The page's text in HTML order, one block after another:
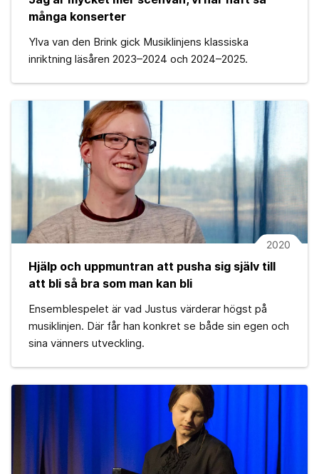
många konserter
Ylva van den Brink gick Musiklinjens klassiska
inriktning läsåren 2023–2024 och 2024–2025.
2020
Hjälp och uppmuntran att pusha sig själv till
att bli så bra som man kan bli
Ensemblespelet är vad Justus värderar högst på
musiklinjen. Där får han konkret se både sin egen och
sina vänners utveckling.